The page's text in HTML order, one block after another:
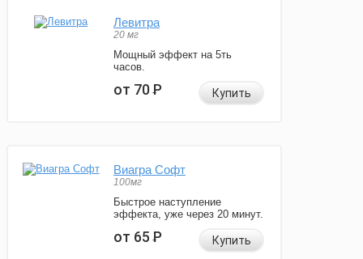
Левитра
20 мг
Мощный эффект на 5ть
часов.
от 70Р Купить
Виагра Софт
100мг
Быстрое наступление
эффекта, уже через 20 минут.
от 65Р Купить